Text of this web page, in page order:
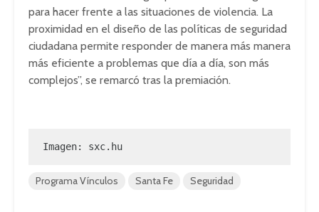
para hacer frente a las situaciones de violencia. La
proximidad en el diseño de las políticas de seguridad
ciudadana permite responder de manera más manera
más eficiente a problemas que día a día, son más
complejos”, se remarcó tras la premiación.
Imagen: sxc.hu
Programa Vínculos Santa Fe Seguridad